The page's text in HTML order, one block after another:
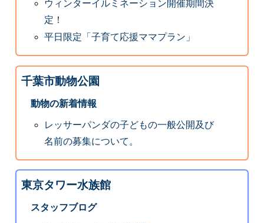
ウィンターイルミネーション開催期間決
定！
平日限定「子育て応援ママプラン」
千葉市動物公園
動物の新着情報
レッサーパンダの子どもの一般公開及び
名前の募集について。
東京タワー水族館
スタッフブログ